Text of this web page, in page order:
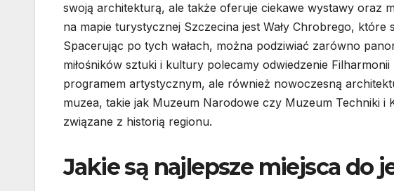
swoją architekturą, ale także oferuje ciekawe wystawy oraz
na mapie turystycznej Szczecina jest Wały Chrobrego,
Spacerując po tych wałach, można podziwiać zarówno
miłośników sztuki i kultury polecamy odwiedzenie
programem artystycznym, ale również nowoczesną
muzea, takie jak Muzeum Narodowe czy Muzeum Techniki i
związane z historią regionu.
Jakie są najlepsze miejsca do